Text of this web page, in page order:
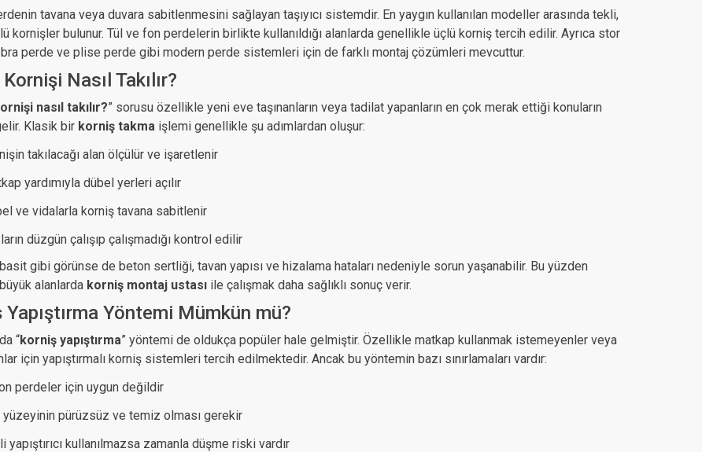
tavana veya duvara sabitlenmesini sağlayan taşıyıcı sistemdir. En yaygın kullanılan modeller arasında tekli,
kornişler bulunur. Tül ve fon perdelerin birlikte kullanıldığı alanlarda genellikle üçlü korniş tercih edilir. Ayrıca stor
perde ve plise perde gibi modern perde sistemleri için de farklı montaj çözümleri mevcuttur.
Nasıl Takılır?
nasıl takılır?” sorusu özellikle yeni eve taşınanların veya tadilat yapanların en çok merak ettiği konuların
Klasik bir korniş takma işlemi genellikle şu adımlardan oluşur:
takılacağı alan ölçülür ve işaretlenir
yardımıyla dübel yerleri açılır
ve vidalarla korniş tavana sabitlenir
düzgün çalışıp çalışmadığı kontrol edilir
gibi görünse de beton sertliği, tavan yapısı ve hizalama hataları nedeniyle sorun yaşanabilir. Bu yüzden
alanlarda korniş montaj ustası ile çalışmak daha sağlıklı sonuç verir.
Yapıştırma Yöntemi Mümkün mü?
“korniş yapıştırma” yöntemi de oldukça popüler hale gelmiştir. Özellikle matkap kullanmak istemeyenler veya
için yapıştırmalı korniş sistemleri tercih edilmektedir. Ancak bu yöntemin bazı sınırlamaları vardır:
perdeler için uygun değildir
yüzeyinin pürüzsüz ve temiz olması gerekir
yapıştırıcı kullanılmazsa zamanla düşme riski vardır